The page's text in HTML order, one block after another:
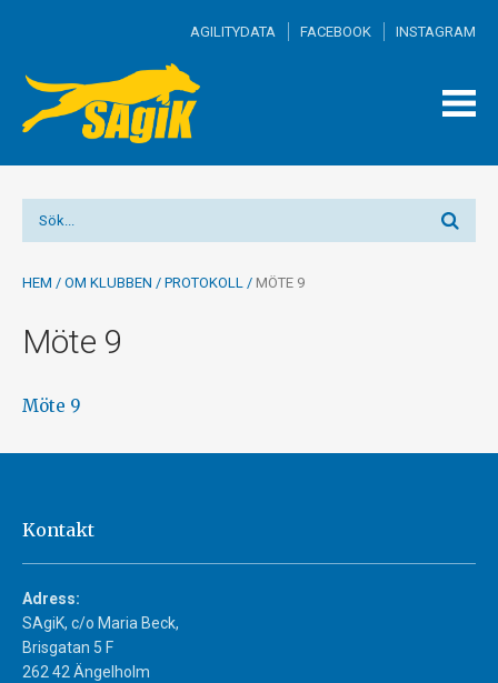
AGILITYDATA FACEBOOK INSTAGRAM
HEM / OM KLUBBEN / PROTOKOLL / MÖTE 9
Möte 9
Möte 9
Kontakt
Adress:
SAgiK, c/o Maria Beck,
Brisgatan 5 F
262 42 Ängelholm